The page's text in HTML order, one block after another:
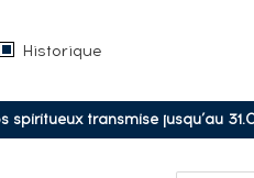
Historique
transmise jusqu’au